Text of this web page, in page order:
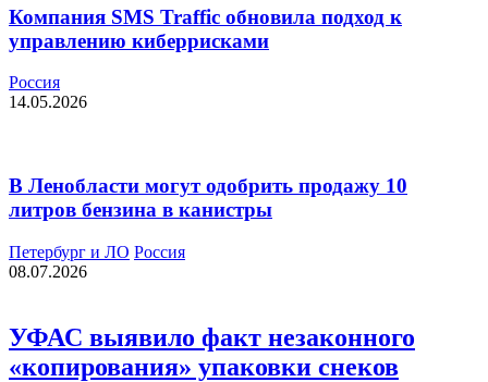
Компания SMS Traffic обновила подход к
управлению киберрисками
Россия
14.05.2026
В Ленобласти могут одобрить продажу 10
литров бензина в канистры
Петербург и ЛО Россия
08.07.2026
УФАС выявило факт незаконного
«копирования» упаковки снеков